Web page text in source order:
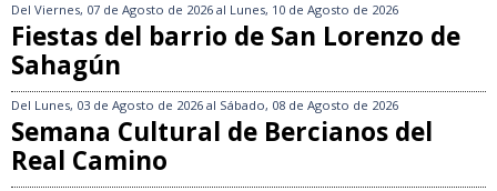
Del Viernes, 07 de Agosto de 2026 al Lunes, 10 de Agosto de 2026
Fiestas del barrio de San Lorenzo de
Sahagún
Del Lunes, 03 de Agosto de 2026 al Sábado, 08 de Agosto de 2026
Semana Cultural de Bercianos del
Real Camino